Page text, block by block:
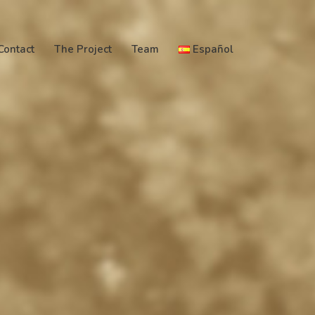
The Project Team Español